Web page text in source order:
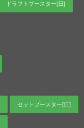
ドラフトブースター[日]
セットブースター[日]